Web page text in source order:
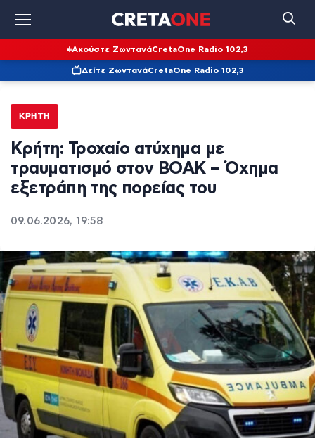
Ακούστε ΖωντανάCretaOne Radio 102,3
Δείτε ΖωντανάCretaOne Radio 102,3
ΚΡΉΤΗ
Κρήτη: Τροχαίο ατύχημα με
τραυματισμό στον ΒΟΑΚ – Όχημα
εξετράπη της πορείας του
09.06.2026, 19:58